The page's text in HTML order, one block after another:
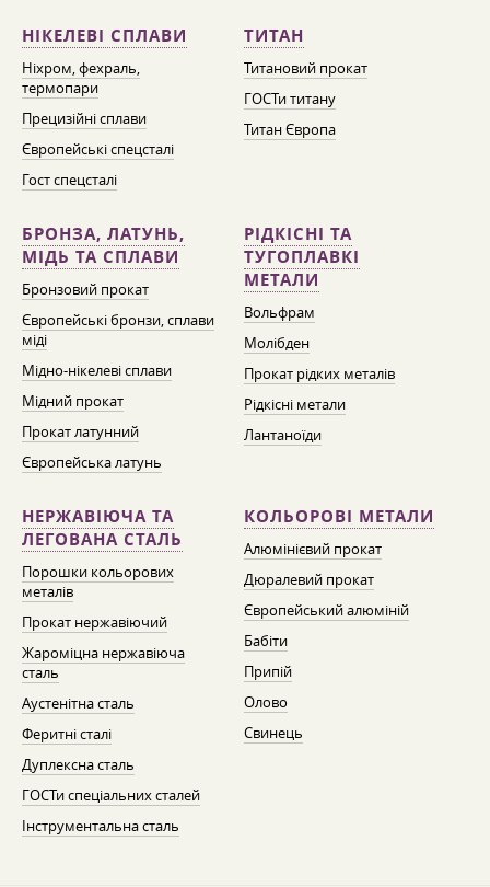
НІКЕЛЕВІ СПЛАВИ
Ніхром, фехраль,
термопари
Прецизійні сплави
Європейські спецсталі
Гост спецсталі
ТИТАН
Титановий прокат
ГОСТи титану
Титан Європа
БРОНЗА, ЛАТУНЬ,
МІДЬ ТА СПЛАВИ
Бронзовий прокат
Європейські бронзи, сплави
міді
Мідно-нікелеві сплави
Мідний прокат
Прокат латунний
Європейська латунь
РІДКІСНІ ТА
ТУГОПЛАВКІ
МЕТАЛИ
Вольфрам
Молібден
Прокат рідких металів
Рідкісні метали
Лантаноїди
НЕРЖАВІЮЧА ТА
ЛЕГОВАНА СТАЛЬ
Порошки кольорових
металів
Прокат нержавіючий
Жароміцна нержавіюча
сталь
Аустенітна сталь
Феритні сталі
Дуплексна сталь
ГОСТи спеціальних сталей
Інструментальна сталь
КОЛЬОРОВІ МЕТАЛИ
Алюмінієвий прокат
Дюралевий прокат
Європейський алюміній
Бабіти
Припій
Олово
Свинець